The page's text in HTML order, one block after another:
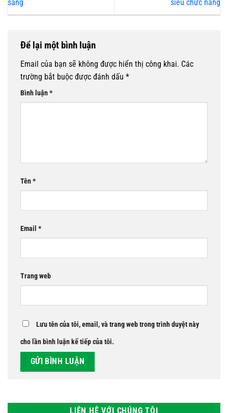
sáng siêu chức năng
Để lại một bình luận
Email của bạn sẽ không được hiển thị công khai. Các
trường bắt buộc được đánh dấu *
Bình luận*
Tên*
Email *
Trang web
Lưu tên của tôi, email, và trang web trong trình duyệt này
cho lần bình luận kế tiếp của tôi.
LIÊN HỆ VỚI CHÚNG TÔI